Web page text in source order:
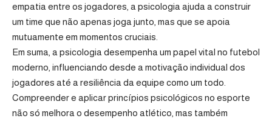
empatia entre os jogadores, a psicologia ajuda a construir
um time que não apenas joga junto, mas que se apoia
mutuamente em momentos cruciais.
Em suma, a psicologia desempenha um papel vital no futebol
moderno, influenciando desde a motivação individual dos
jogadores até a resiliência da equipe como um todo.
Compreender e aplicar princípios psicológicos no esporte
não só melhora o desempenho atlético, mas também